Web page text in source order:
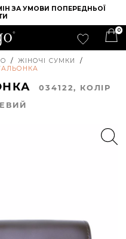
ЗА УМОВИ ПОПЕРЕДНЬОЇ
0
/ ЖІНОЧІ СУМКИ
/
034122, КОЛIР